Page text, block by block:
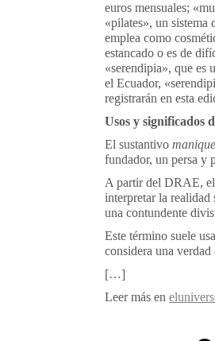
euros mensuales;
«pilates», un
emplea como
estancado o es de
«serendipia», que es
el Ecuador,
registrarán en esta
Usos y significados
El sustantivo
fundador, un persa y
A partir del DRAE, el
interpretar la realidad
una contundente
Este término suele
considera una verdad
[…]
Leer más en